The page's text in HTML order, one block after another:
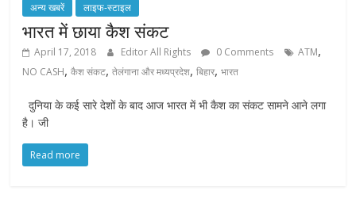
अन्य खबरें लाइफ-स्टाइल
भारत में छाया कैश संकट
April 17, 2018 Editor All Rights 0 Comments ATM,
NO CASH,कैश संकट,तेलंगाना और मध्यप्रदेश,बिहार,भारत
दुनिया के कई सारे देशों के बाद आज भारत में भी कैश का संकट सामने आने लगा
है। जी
Read more